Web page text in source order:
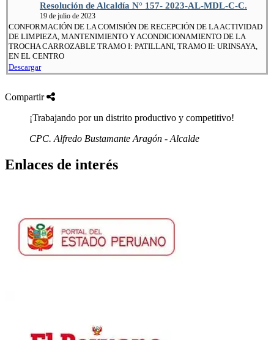
Resolución de Alcaldía N° 157- 2023-AL-MDL-C-C.
19 de julio de 2023
CONFORMACIÓN DE LA COMISIÓN DE RECEPCIÓN DE LA ACTIVIDAD
DE LIMPIEZA, MANTENIMIENTO Y ACONDICIONAMIENTO DE LA
TROCHA CARROZABLE TRAMO I: PATILLANI, TRAMO II: URINSAYA,
EN EL CENTRO
Descargar
Compartir
¡Trabajando por un distrito productivo y competitivo!
CPC. Alfredo Bustamante Aragón - Alcalde
Enlaces de interés